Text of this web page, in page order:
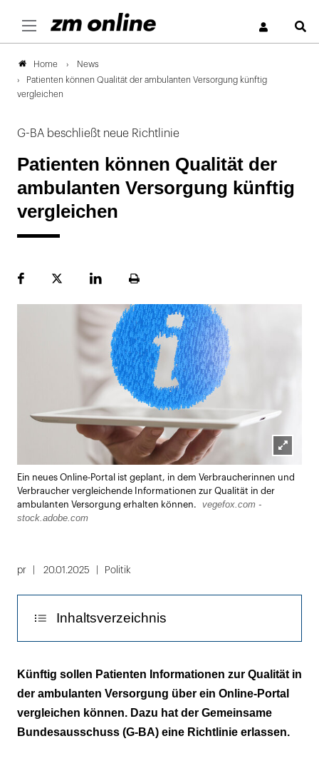
Home
News
Patienten können Qualität der ambulanten Versorgung künftig
vergleichen
G-BA beschließt neue Richtlinie
Patienten können Qualität der
ambulanten Versorgung künftig
vergleichen
FacebookPlattformLinekdInSeite
Lightbox
öffnen
Ein neues Online-Portal ist geplant, in dem Verbraucherinnen und
Verbraucher vergleichende Informationen zur Qualität in der
ambulanten Versorgung erhalten können.
vegefox.com -
stock.adobe.com
pr 20.01.2025 Politik
Inhaltsverzeichnis
Eine gute Orientierungshilfe in der
ambulanten Versorgung
Der G-BA arbeitet mit den Daten, die die
Praxen bereits erheben
Künftig sollen Patienten Informationen zur Qualität in
der ambulanten Versorgung über ein Online-Portal
vergleichen können. Dazu hat der Gemeinsame
Bundesausschuss (G-BA) eine Richtlinie erlassen.